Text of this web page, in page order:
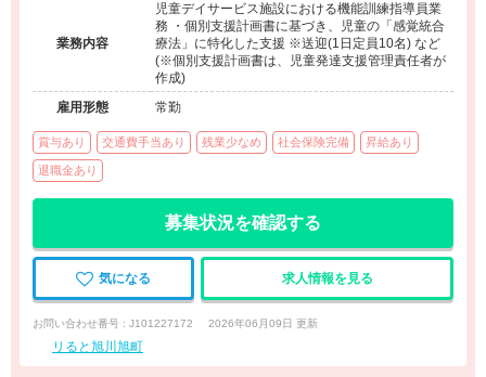
業務内容
児童デイサービス施設における機能訓練指導員業
務 ・個別支援計画書に基づき、児童の「感覚統合
療法」に特化した支援 ※送迎(1日定員10名) など
(※個別支援計画書は、児童発達支援管理責任者が
作成)
雇用形態
常勤
賞与あり 交通費手当あり 残業少なめ 社会保険完備 昇給あり
退職金あり
募集状況を確認する
気になる 求人情報を見る
お問い合わせ番号 : J101227172 2026年06月09日 更新
リると旭川旭町